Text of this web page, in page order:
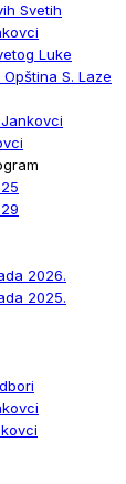
Svetih
Luke
S. Laze
2026.
2025.